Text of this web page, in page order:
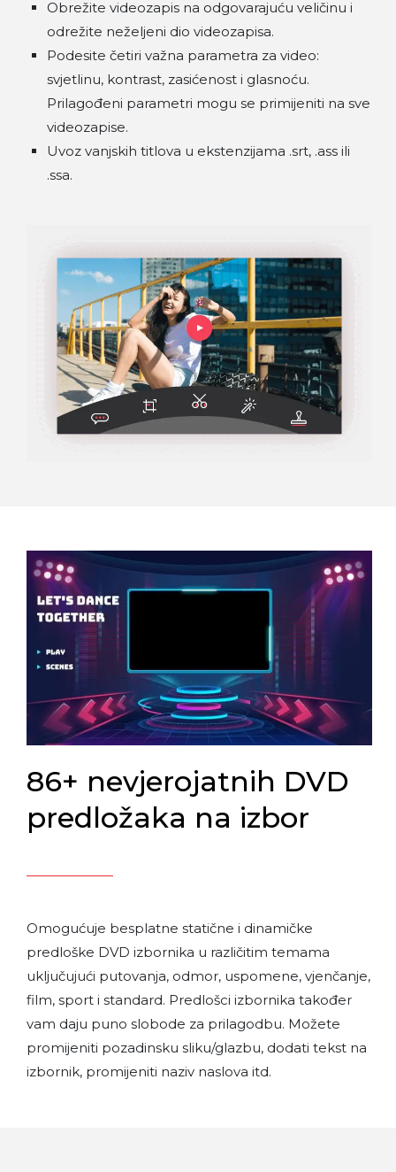
Obrežite videozapis na odgovarajuću veličinu i
odrežite neželjeni dio videozapisa.
Podesite četiri važna parametra za video:
svjetlinu, kontrast, zasićenost i glasnoću.
Prilagođeni parametri mogu se primijeniti na sve
videozapise.
Uvoz vanjskih titlova u ekstenzijama .srt, .ass ili
.ssa.
86+ nevjerojatnih DVD
predložaka na izbor
Omogućuje besplatne statične i dinamičke
predloške DVD izbornika u različitim temama
uključujući putovanja, odmor, uspomene, vjenčanje,
film, sport i standard. Predlošci izbornika također
vam daju puno slobode za prilagodbu. Možete
promijeniti pozadinsku sliku/glazbu, dodati tekst na
izbornik, promijeniti naziv naslova itd.